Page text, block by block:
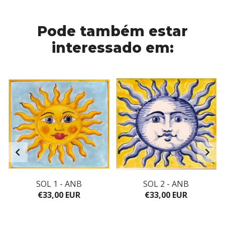
Pode também estar
interessado em:
SOL 1 - ANB
€33,00 EUR
SOL 2 - ANB
€33,00 EUR